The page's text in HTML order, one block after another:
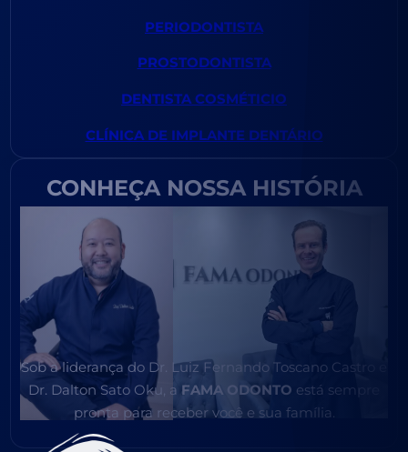
PERIODONTISTA
PROSTODONTISTA
DENTISTA COSMÉTICIO
CLÍNICA DE IMPLANTE DENTÁRIO
CONHEÇA NOSSA HISTÓRIA
Sob a liderança do Dr. Luiz Fernando Toscano Castro e
Dr. Dalton Sato Oku, a FAMA ODONTO está sempre
pronta para receber você e sua família.